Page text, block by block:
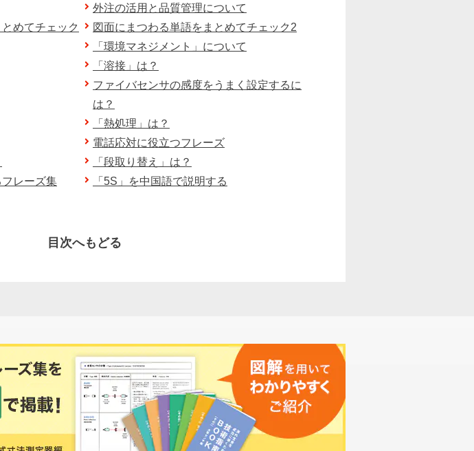
外注の活用と品質管理について
めてチェック
図面にまつわる単語をまとめてチェック2
「環境マネジメント」について
「溶接」は？
ファイバセンサの感度をうまく設定するに
は？
「熱処理」は？
電話応対に役立つフレーズ
「段取り替え」は？
レーズ集
「5S」を中国語で説明する
目次へもどる